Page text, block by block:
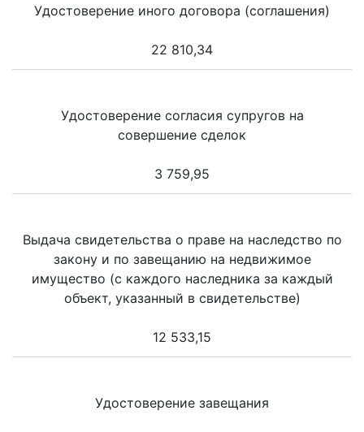
Удостоверение иного договора (соглашения)
22 810,34
Удостоверение согласия супругов на
совершение сделок
3 759,95
Выдача свидетельства о праве на наследство по
закону и по завещанию на недвижимое
имущество (с каждого наследника за каждый
объект, указанный в свидетельстве)
12 533,15
Удостоверение завещания